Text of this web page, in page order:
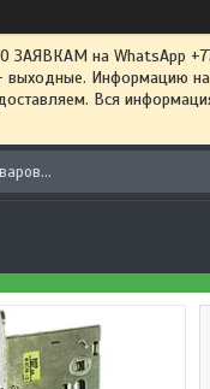
на WhatsApp
Информацию
Вся